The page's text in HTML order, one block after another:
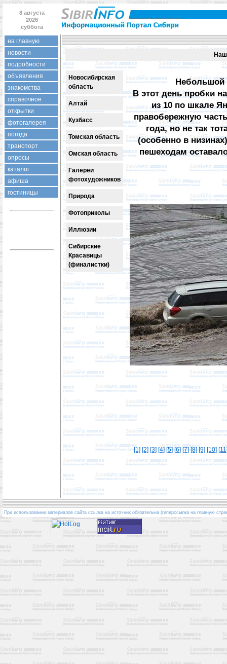
8 августа
2026
суббота
на главную
новости
подробности
объявления
знакомства
справочное
открытки
фотогалерея
погода
транспорт
опросы
каталог
афиша
гостиницы
Новосибирская
область
Алтай
Кузбасс
Томская область
Омская область
Галереи
фотохудожников
Природа
Фотоприколы
Иллюзии
Сибирские
Красавицы
(финалистки)
Небольшой
В этот день пробки
из 10 по шкале
правобережную
года, но не так
(особенно в
пешеходам
[1] [2] [3] [4] [5] [6] [7] [8] [9] [10]
При использовании материалов сайта ссылка на источник обязательна (гиперссылка на главную